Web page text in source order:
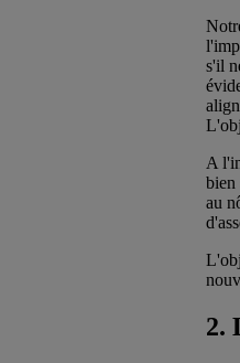
s'il
A
bien
au
2.